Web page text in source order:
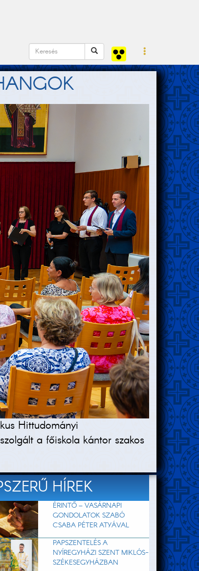
Hittudományi
a főiskola kántor szakos
HÍREK
ÉRINTŐ – VASÁRNAPI
GONDOLATOK SZABÓ
CSABA PÉTER ATYÁVAL
PAPSZENTELÉS A
NYÍREGYHÁZI SZENT MIKLÓS-
SZÉKESEGYHÁZBAN